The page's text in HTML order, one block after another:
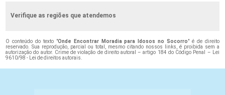
Verifique as regiões que atendemos
O conteúdo do texto "Onde Encontrar Moradia para Idosos no Socorro" é de direito
reservado. Sua reprodução, parcial ou total, mesmo citando nossos links, é proibida sem a
autorização do autor. Crime de violação de direito autoral – artigo 184 do Código Penal –
Lei
9610/98 - Lei de direitos autorais